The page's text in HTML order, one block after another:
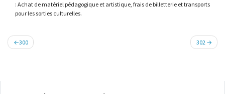
: Achat de matériel pédagogique et artistique, frais de billetterie et transports
pour les sorties culturelles.
Navigation
de
300 302